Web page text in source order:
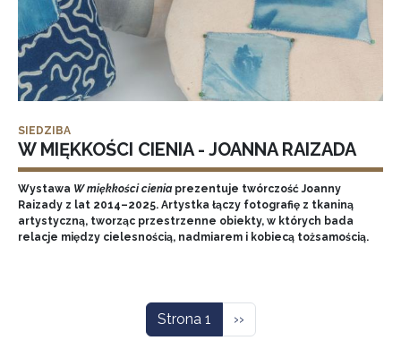
SIEDZIBA
W MIĘKKOŚCI CIENIA - JOANNA RAIZADA
Wystawa W miękkości cieniaprezentuje twórczość Joanny
Raizady z lat 2014–2025. Artystka łączy fotografię z tkaniną
artystyczną, tworząc przestrzenne obiekty, w których bada
relacje między cielesnością, nadmiarem i kobiecą tożsamością.
Strona 1 Następna strona
››